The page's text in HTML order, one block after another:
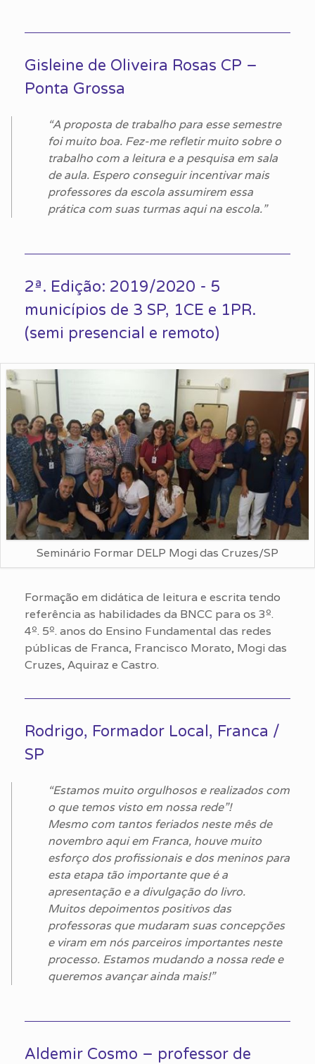
Gisleine de Oliveira Rosas CP –
Ponta Grossa
“A proposta de trabalho para esse semestre
foi muito boa. Fez-me refletir muito sobre o
trabalho com a leitura e a pesquisa em sala
de aula. Espero conseguir incentivar mais
professores da escola assumirem essa
prática com suas turmas aqui na escola.”
2ª. Edição: 2019/2020 - 5
municípios de 3 SP, 1CE e 1PR.
(semi presencial e remoto)
Seminário Formar DELP Mogi das Cruzes/SP
Formação em didática de leitura e escrita tendo
referência as habilidades da BNCC para os 3º.
4º. 5º. anos do Ensino Fundamental das redes
públicas de Franca, Francisco Morato, Mogi das
Cruzes, Aquiraz e Castro.
Rodrigo, Formador Local, Franca /
SP
“Estamos muito orgulhosos e realizados com
o que temos visto em nossa rede”!
Mesmo com tantos feriados neste mês de
novembro aqui em Franca, houve muito
esforço dos profissionais e dos meninos para
esta etapa tão importante que é a
apresentação e a divulgação do livro.
Muitos depoimentos positivos das
professoras que mudaram suas concepções
e viram em nós parceiros importantes neste
processo. Estamos mudando a nossa rede e
queremos avançar ainda mais!”
Aldemir Cosmo – professor de